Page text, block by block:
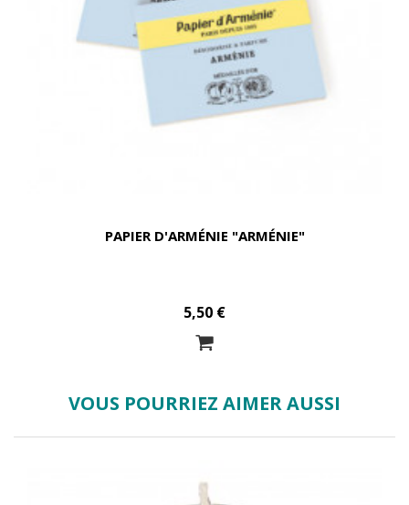
PAPIER D'ARMÉNIE "ARMÉNIE"
5,50 €
VOUS POURRIEZ AIMER AUSSI